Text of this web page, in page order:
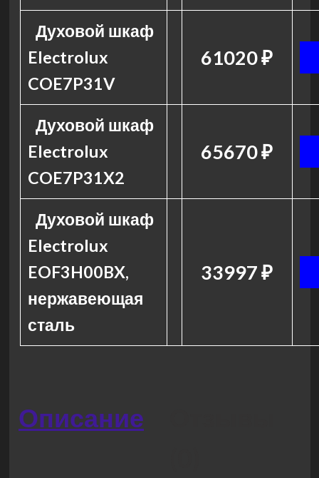
Духовой шкаф
Electrolux
COE7P31V
61020 ₽
Духовой шкаф
Electrolux
COE7P31X2
65670 ₽
Духовой шкаф
Electrolux
EOF3H00BX,
нержавеющая
сталь
33997 ₽
Описание